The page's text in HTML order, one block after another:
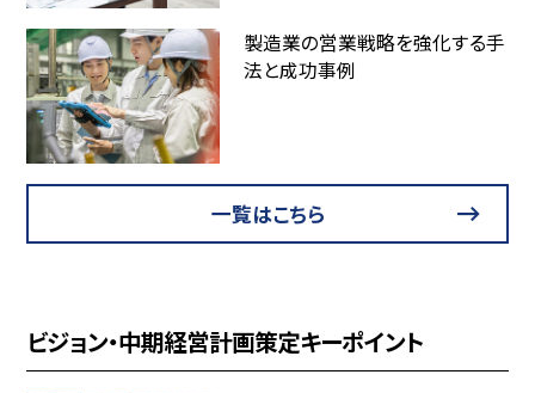
製造業の営業戦略を強化する手
法と成功事例
一覧はこちら
ビジョン・中期経営計画策定キーポイント